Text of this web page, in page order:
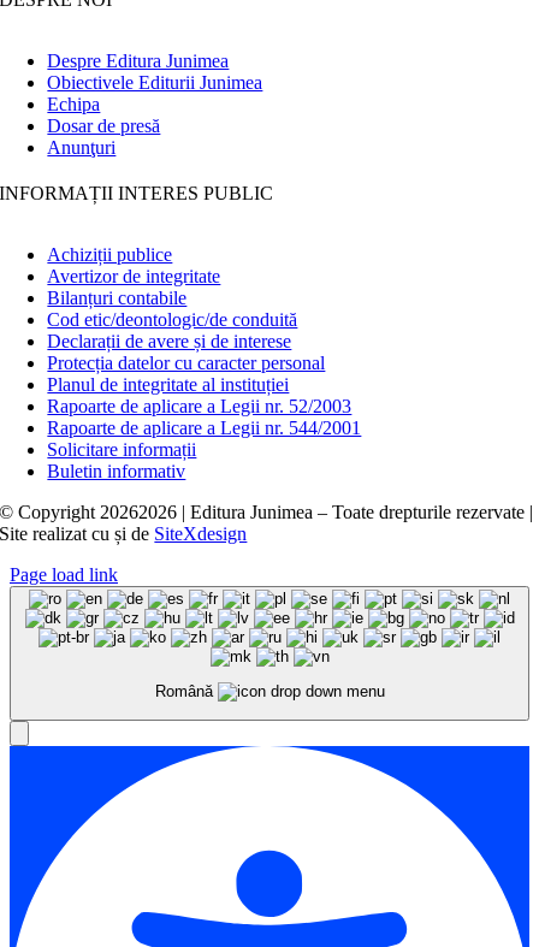
Despre Editura Junimea
Obiectivele Editurii Junimea
Echipa
Dosar de presă
Anunţuri
INFORMAȚII INTERES PUBLIC
Achiziții publice
Avertizor de integritate
Bilanțuri contabile
Cod etic/deontologic/de conduită
Declarații de avere și de interese
Protecția datelor cu caracter personal
Planul de integritate al instituției
Rapoarte de aplicare a Legii nr. 52/2003
Rapoarte de aplicare a Legii nr. 544/2001
Solicitare informații
Buletin informativ
© Copyright 20262026 | Editura Junimea – Toate drepturile rezervate |
Site realizat cușide SiteXdesign
Page load link
Română